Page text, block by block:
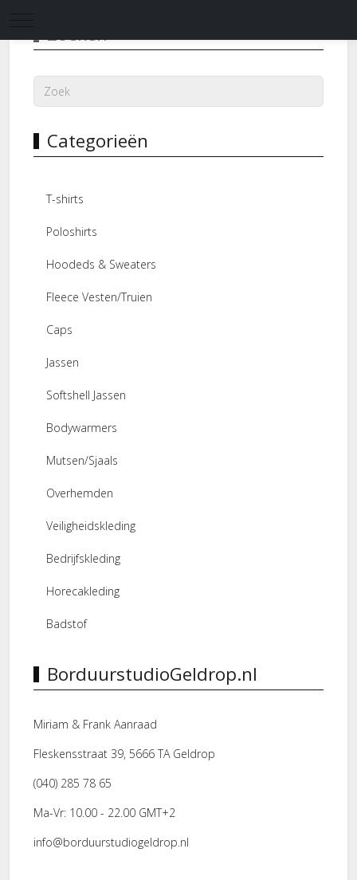
Mobile Menu Toggle
Zoeken
Categorieën
T-shirts
Poloshirts
Hoodeds & Sweaters
Fleece Vesten/Truien
Caps
Jassen
Softshell Jassen
Bodywarmers
Mutsen/Sjaals
Overhemden
Veiligheidskleding
Bedrijfskleding
Horecakleding
Badstof
BorduurstudioGeldrop.nl
Miriam & Frank Aanraad
Fleskensstraat 39, 5666 TA Geldrop
(040) 285 78 65
Ma-Vr: 10.00 - 22.00 GMT+2
info@borduurstudiogeldrop.nl